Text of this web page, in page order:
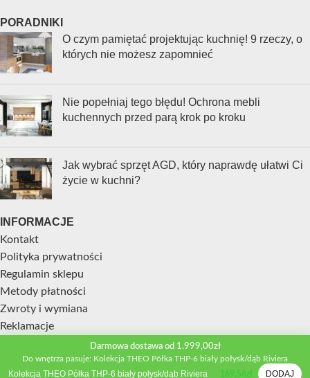
PORADNIKI
O czym pamiętać projektując kuchnię! 9 rzeczy, o
których nie możesz zapomnieć
Nie popełniaj tego błędu! Ochrona mebli
kuchennych przed parą krok po kroku
Jak wybrać sprzęt AGD, który naprawdę ułatwi Ci
życie w kuchni?
INFORMACJE
Kontakt
Polityka prywatności
Regulamin sklepu
Metody płatności
Zwroty i wymiana
Reklamacje
STREFA KLIENTA
Moje konto
Darmowa dostawa od 1.999,00zł
Do wnętrza pasuje: Kolekcja THEO Półka THP-6 biały połysk/dąb Riviera
Kolekcja THEO Półka THP-6 biały połysk/dąb Riviera 169,56zł DODAJ